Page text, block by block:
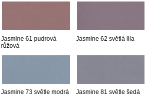
Jasmine 61 pudrová
růžová
Jasmine 62 světlá lila
Jasmine 73 světle modrá Jasmine 81 světle šedá